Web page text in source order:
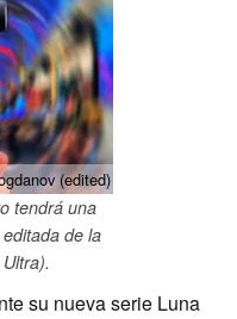
(edited)
tendrá una
de la
su nueva serie Luna